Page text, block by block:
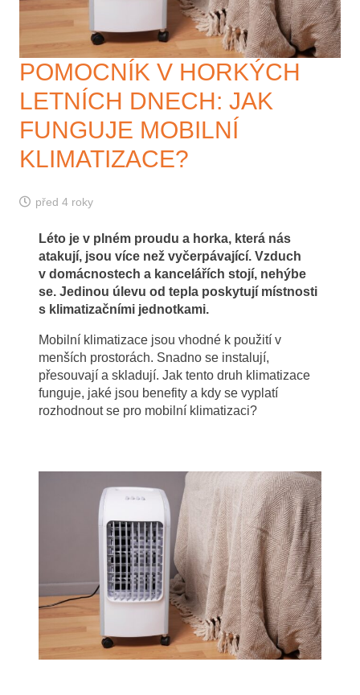
POMOCNÍK V HORKÝCH
LETNÍCH DNECH: JAK
FUNGUJE MOBILNÍ
KLIMATIZACE?
před 4 roky
Léto je v plném proudu a horka, která nás
atakují, jsou více než vyčerpávající. Vzduch
v domácnostech a kancelářích stojí, nehýbe
se. Jedinou úlevu od tepla poskytují místnosti
s klimatizačními jednotkami.
Mobilní klimatizace jsou vhodné k použití v
menších prostorách. Snadno se instalují,
přesouvají a skladují. Jak tento druh klimatizace
funguje, jaké jsou benefity a kdy se vyplatí
rozhodnout se pro mobilní klimatizaci?